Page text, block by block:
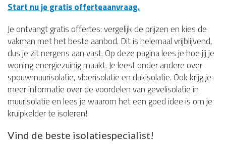
Start nu je gratis offerteaanvraag.
Je ontvangt gratis offertes: vergelijk de prijzen en kies de
vakman met het beste aanbod. Dit is helemaal vrijblijvend,
dus je zit nergens aan vast. Op deze pagina lees je hoe jij je
woning energiezuinig maakt. Je leest onder andere over
spouwmuurisolatie, vloerisolatie en dakisolatie. Ook krijg je
meer informatie over de voordelen van gevelisolatie in
muurisolatie en lees je waarom het een goed idee is om je
kruipkelder te isoleren!
Vind de beste isolatiespecialist!